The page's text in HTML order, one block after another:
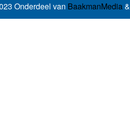
Onderdeel van BaakmanMedia&